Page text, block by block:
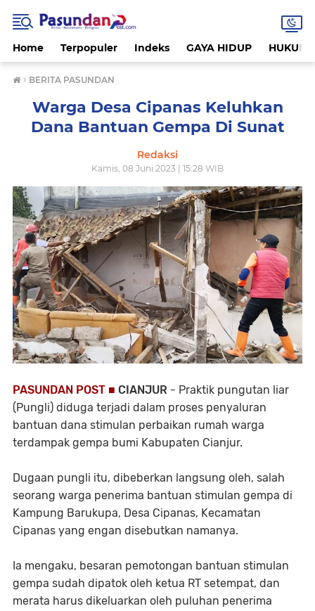
Home Terpopuler Indeks GAYA HIDUP HUKUM
› BERITA PASUNDAN
Warga Desa Cipanas Keluhkan
Dana Bantuan Gempa Di Sunat
Redaksi
Kamis, 08 Juni 2023 | 15:28 WIB
PASUNDAN POST ■ CIANJUR - Praktik pungutan liar
(Pungli) diduga terjadi dalam proses penyaluran
bantuan dana stimulan perbaikan rumah warga
terdampak gempa bumi Kabupaten Cianjur.
Dugaan pungli itu, dibeberkan langsung oleh, salah
seorang warga penerima bantuan stimulan gempa di
Kampung Barukupa, Desa Cipanas, Kecamatan
Cipanas yang engan disebutkan namanya.
Ia mengaku, besaran pemotongan bantuan stimulan
gempa sudah dipatok oleh ketua RT setempat, dan
merata harus dikeluarkan oleh puluhan penerima